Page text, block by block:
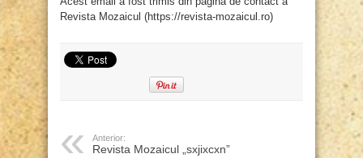
Revista Mozaicul (https://revista-mozaicul.ro)
Anterior:
Revista Mozaicul „sxjixcxn”